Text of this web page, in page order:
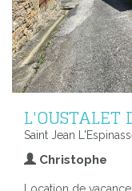
L'OUSTALET
Saint Jean
Christophe